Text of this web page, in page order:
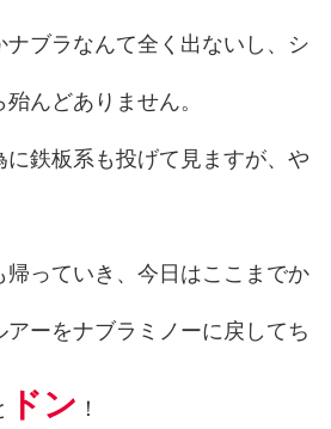
ブラなんて全く出ないし、シ
んどありません。
に鉄板系も投げて見ますが、や
帰っていき、今日はここまでか
ーをナブラミノーに戻してち
ドン ！